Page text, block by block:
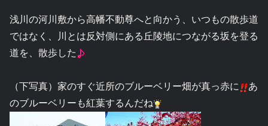
浅川の河川敷から高幡不動尊へと向かう、いつもの散歩道
ではなく、川とは反対側にある丘陵地につながる坂を登る
道を、散歩した
（下写真）家のすぐ近所のブルーベリー畑が真っ赤に
あ
のブルーベリーも紅葉するんだね